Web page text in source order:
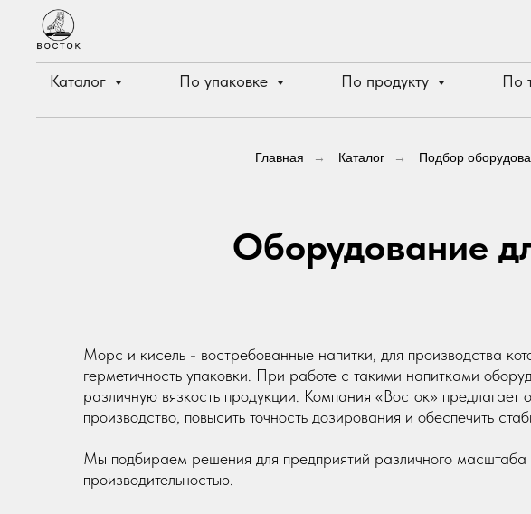
Каталог По упаковке По продукту По
Главная → Каталог → Подбор
Оборудование
Морс и кисель - востребованные напитки, для производства
герметичность упаковки. При работе с такими напитками
различную вязкость продукции. Компания «Восток»
производство, повысить точность дозирования и обеспечить
Мы подбираем решения для предприятий различного масштаба
производительностью.